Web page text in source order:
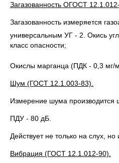
Загазованность ОГОСТ
Загазованность измеряется
универсальным УГ - 2. Окись
класс опасности;
Окислы марганца (ПДК - 0,3 мг/м
Шум (ГОСТ 12.1.003-83).
Измерение шума
ПДУ - 80 дБ.
Действует не только на слух,
Вибрация (ГОСТ 12.1.012-90).